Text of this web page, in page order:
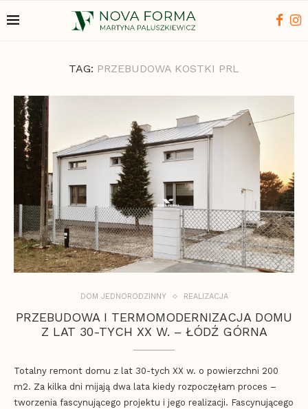
TAG: PRZEBUDOWA KOSTKI PRL
DOM JEDNORODZINNY REALIZACJA
PRZEBUDOWA I TERMOMODERNIZACJA DOMU
Z LAT 30-TYCH XX W. – ŁÓDŹ GÓRNA
Totalny remont domu z lat 30-tych XX w. o powierzchni 200
m2. Za kilka dni mijają dwa lata kiedy rozpoczęłam proces –
tworzenia fascynującego projektu i jego realizacji. Fascynującego